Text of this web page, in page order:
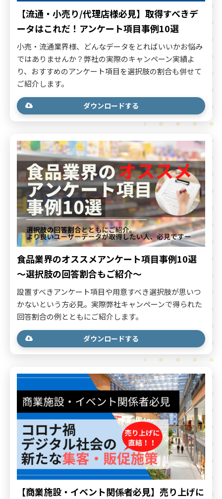
【流通・小売り/代理店様必見】取得すべきデ
ータはこれだ！アンケート項目事例10選
小売・流通業界様、どんなデータをとればいいかお悩み
ではありませんか？弊社の実際のキャンペーン実績よ
り、おすすめのアンケート項目を選択肢の割合も併せて
ご紹介します。
ダウンロードする
食品業界のオススメアンケート項目事例10選
～選択肢の回答割合もご紹介～
設置すべきアンケート項目や用意すべき選択肢が思いつ
かないという方必見。実際弊社キャンペーンで得られた
回答割合の例とともにご紹介します。
ダウンロードする
【商業施設・イベント関係者必見】売り上げに